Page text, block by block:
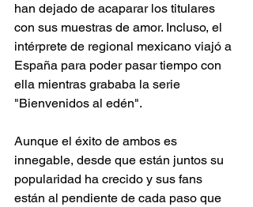
han dejado de acaparar los titulares
con sus muestras de amor. Incluso, el
intérprete de regional mexicano viajó a
España para poder pasar tiempo con
ella mientras grababa la serie
"Bienvenidos al edén".
Aunque el éxito de ambos es
innegable, desde que están juntos su
popularidad ha crecido y sus fans
están al pendiente de cada paso que